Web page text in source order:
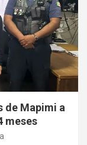
de Mapimi a
meses